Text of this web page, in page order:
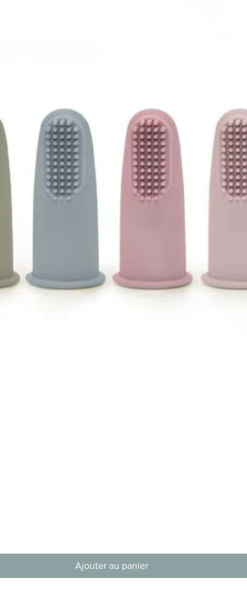
Ajouter au panier